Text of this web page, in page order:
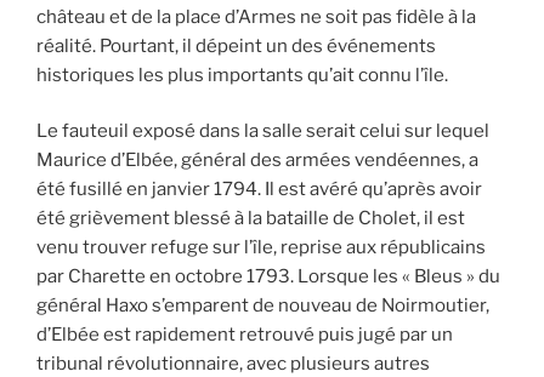
château et de la place d’Armes ne soit pas fidèle à la
réalité. Pourtant, il dépeint un des événements
historiques les plus importants qu’ait connu l’île.
Le fauteuil exposé dans la salle serait celui sur lequel
Maurice d’Elbée, général des armées vendéennes, a
été fusillé en janvier 1794. Il est avéré qu’après avoir
été grièvement blessé à la bataille de Cholet, il est
venu trouver refuge sur l’île, reprise aux républicains
par Charette en octobre 1793. Lorsque les « Bleus » du
général Haxo s’emparent de nouveau de Noirmoutier,
d’Elbée est rapidement retrouvé puis jugé par un
tribunal révolutionnaire, avec plusieurs autres